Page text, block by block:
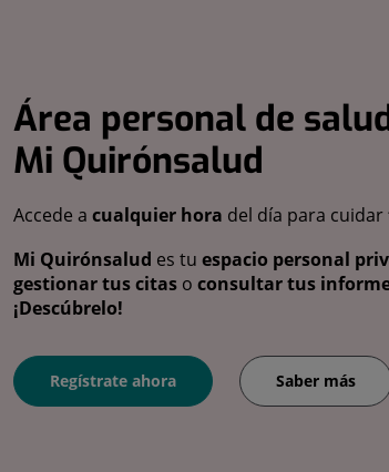
Área personal de
Mi Quirónsalud
Accede a cualquier hora del día para cuidar
Mi Quirónsalud es tu espacio personal
gestionar tus citas o consultar tus
¡Descúbrelo!
Regístrate ahora Saber más